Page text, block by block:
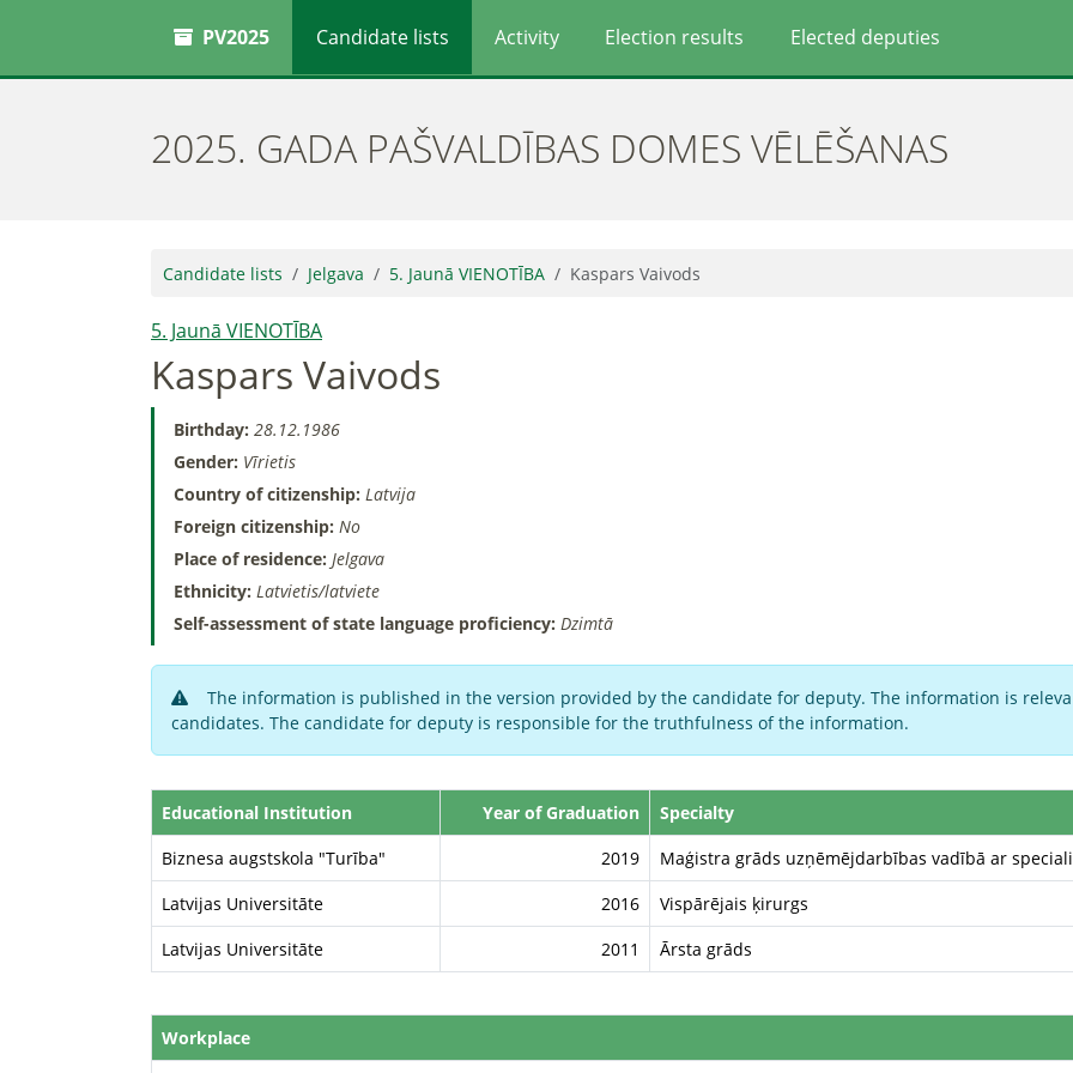
PV2025 Candidate lists Activity Election results Elected deputies
2025. GADA PAŠVALDĪBAS DOMES VĒLĒŠANAS
Candidate lists Jelgava 5. Jaunā VIENOTĪBA Kaspars Vaivods
5. Jaunā VIENOTĪBA
Kaspars Vaivods
Birthday: 28.12.1986
Gender: Vīrietis
Country of citizenship: Latvija
Foreign citizenship: No
Place of residence: Jelgava
Ethnicity: Latvietis/latviete
Self-assessment of state language proficiency: Dzimtā
The information is published in the version provided by the candidate for deputy. The information is
candidates. The candidate for deputy is responsible for the truthfulness of the information.
Educational Institution Year of Graduation
Specialty
Biznesa augstskola "Turība"
2019
Maģistra grāds uzņēmējdarbības vadībā ar
Latvijas Universitāte
2016
Vispārējais ķirurgs
Latvijas Universitāte
2011 Ārsta grāds
Workplace